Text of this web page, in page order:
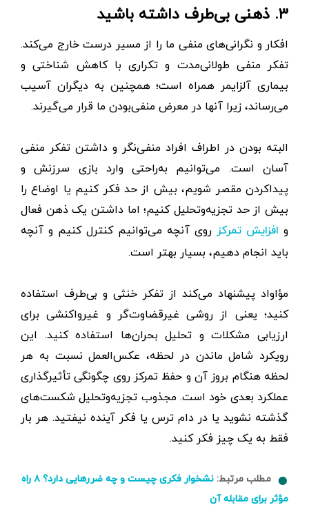
۳. ذهنی بی‌طرف داشته باشید
افکار و نگرانی‌های منفی ما را از مسیر درست خارج می‌کند.
تفکر منفی طولانی‌مدت و تکراری با کاهش شناختی و
بیماری آلزایمر همراه است؛ همچنین به دیگران آسیب
می‌رساند، زیرا آنها در معرض منفی‌بودن ما قرار می‌گیرند.
البته بودن در اطراف افراد منفی‌نگر و داشتن تفکر منفی
آسان است. می‌توانیم به‌راحتی وارد بازی سرزنش و
پیداکردن مقصر شویم، بیش ‌از حد فکر کنیم یا اوضاع را
بیش ‌از حد تجزیه‌وتحلیل کنیم؛ اما داشتن یک ذهن فعال
و افزایش تمرکز روی آنچه می‌توانیم کنترل کنیم و آنچه
باید انجام دهیم، بسیار بهتر است.
مؤاواد پیشنهاد می‌کند از تفکر خنثی و بی‌طرف استفاده
کنید؛ یعنی از روشی غیرقضاوت‌گر و غیرواکنشی برای
ارزیابی مشکلات و تحلیل بحران‌ها استفاده کنید. این
رویکرد شامل ماندن در لحظه، عکس‌العمل نسبت به هر
لحظه هنگام بروز آن و حفظ تمرکز روی چگونگی تأثیرگذاری
عملکرد بعدی خود است. مجذوب تجزیه‌و‌تحلیل شکست‌های
گذشته نشوید یا در دام ترس یا فکر آینده نیفتید. هر بار
فقط به یک ‌چیز فکر کنید.
مطلب مرتبط:
نشخوار فکری چیست و چه ضررهایی دارد؟ ۸ راه
مؤثر برای مقابله آن